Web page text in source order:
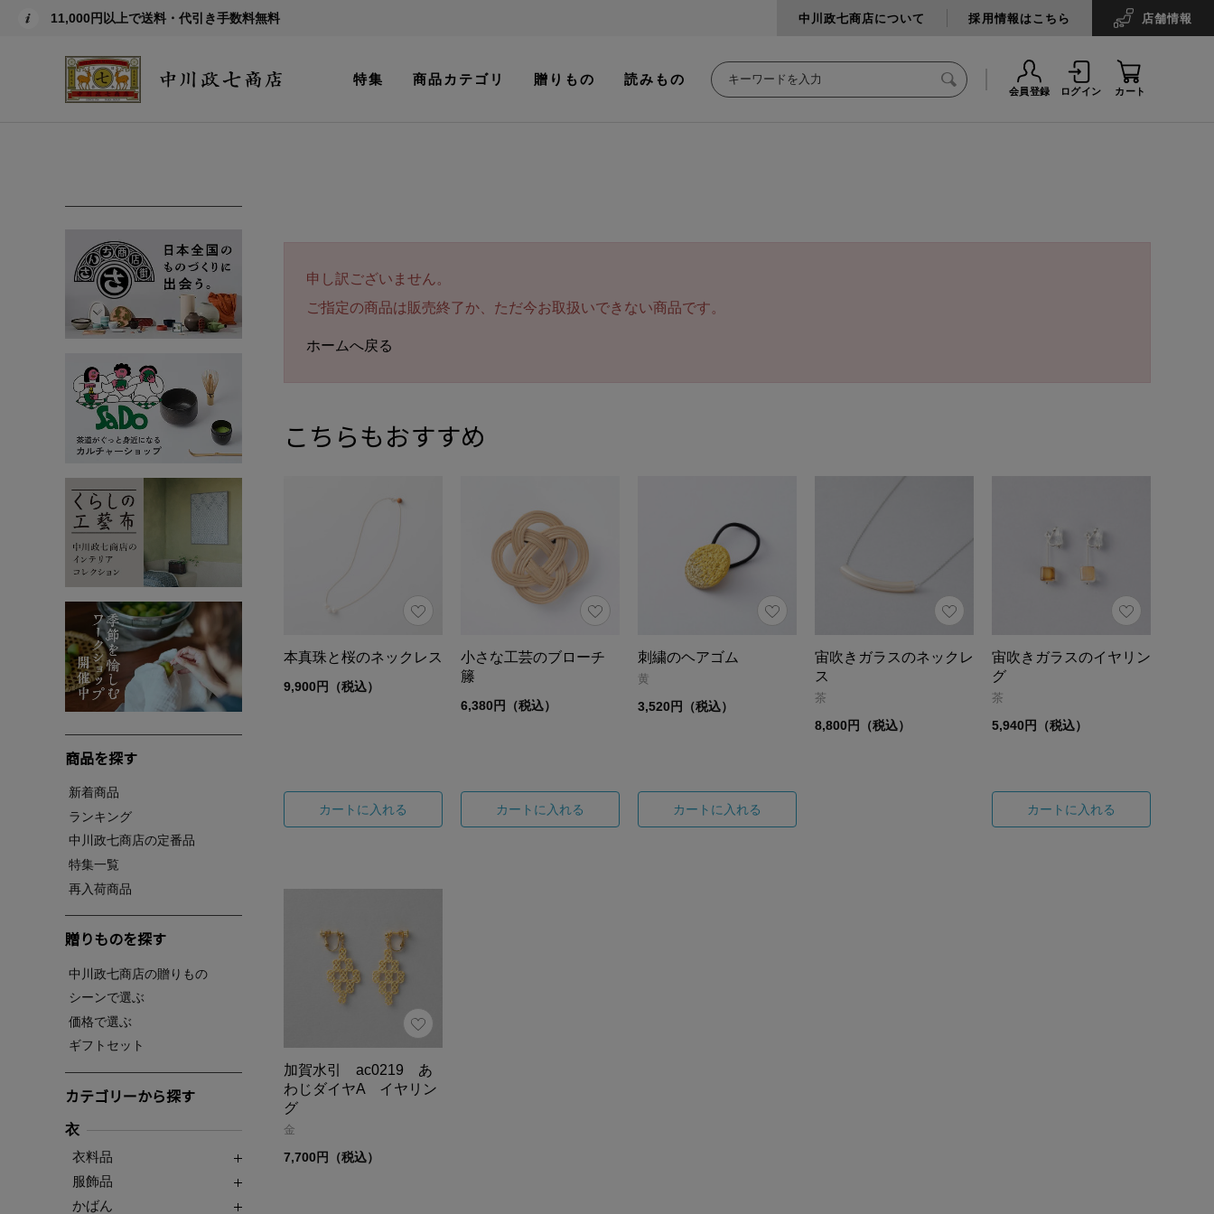
11,000円以上で送料・代引き手数料無料 中川政七商店について 採用情報はこちら 店舗情報
特集 商品カテゴリ 贈りもの 読みもの
会員登録 ログイン カート
商品を探す
新着商品
ランキング
中川政七商店の定番品
特集一覧
再入荷商品
贈りものを探す
中川政七商店の贈りもの
シーンで選ぶ
価格で選ぶ
ギフトセット
カテゴリーから探す
衣
衣料品
服飾品
かばん
申し訳ございません。
ご指定の商品は販売終了か、ただ今お取扱いできない商品です。
ホームへ戻る
こちらもおすすめ
本真珠と桜のネックレス
9,900円（税込）
カートに入れる
小さな工芸のブローチ
籐
6,380円（税込）
カートに入れる
刺繍のヘアゴム
黄
3,520円（税込）
カートに入れる
宙吹きガラスのネックレ
ス
茶
8,800円（税込）
宙吹きガラスのイヤリン
グ
茶
5,940円（税込）
カートに入れる
加賀水引 ac0219 あ
わじダイヤA イヤリン
グ
金
7,700円（税込）